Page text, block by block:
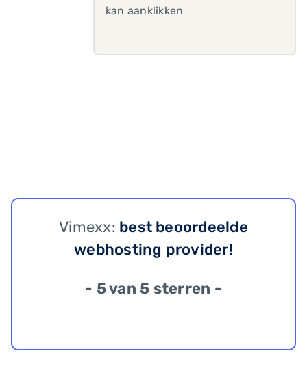
kan aanklikken
Vimexx: best beoordeelde
webhosting provider!
- 5 van 5 sterren -